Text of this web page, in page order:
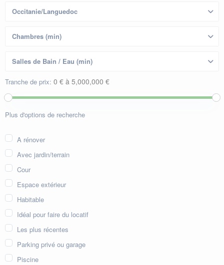
Tranche de prix: 0 € à 5,000,000 €
Plus d'options de recherche
A rénover
Avec jardin/terrain
Cour
Espace extérieur
Habitable
Idéal pour faire du locatif
Les plus récentes
Parking privé ou garage
Piscine